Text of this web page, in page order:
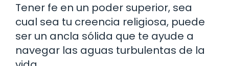
Tener fe en un poder superior, sea
cual sea tu creencia religiosa, puede
ser un ancla sólida que te ayude a
navegar las aguas turbulentas de la